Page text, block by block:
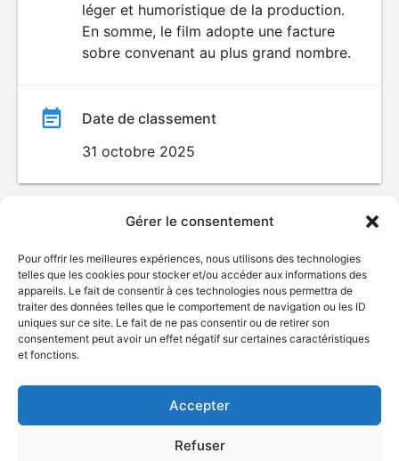
Gérer le consentement
Pour offrir les meilleures expériences, nous utilisons des technologies
telles que les cookies pour stocker et/ou accéder aux informations des
appareils. Le fait de consentir à ces technologies nous permettra de
traiter des données telles que le comportement de navigation ou les ID
uniques sur ce site. Le fait de ne pas consentir ou de retirer son
consentement peut avoir un effet négatif sur certaines caractéristiques
et fonctions.
Accepter
Refuser
léger et humoristique de la production.
En somme, le film adopte une facture
sobre convenant au plus grand nombre.
Date de classement
31 octobre 2025
© Gouvernement du Québec, 2026
Plan du site
Accessibilité
Accès à l'information
Déclaration de services